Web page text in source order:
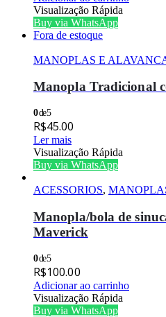
Visualização Rápida
Buy via WhatsApp
Fora de estoque
MANOPLAS E
Manopla Tradicional
0de 5
R$45.00
Ler mais
Visualização Rápida
Buy via WhatsApp
ACESSORIOS,
Manopla/bola de
Maverick
0de 5
R$100.00
Adicionar ao carrinho
Visualização Rápida
Buy via WhatsApp